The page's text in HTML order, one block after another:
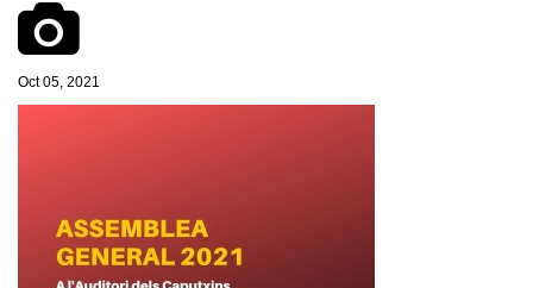
Oct 05, 2021